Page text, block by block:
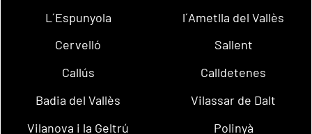
L´Espunyola
l´Ametlla del Vallès
Cervelló
Sallent
Callús
Calldetenes
Badia del Vallès
Vilassar de Dalt
Vilanova i la Geltrú
Polinyà